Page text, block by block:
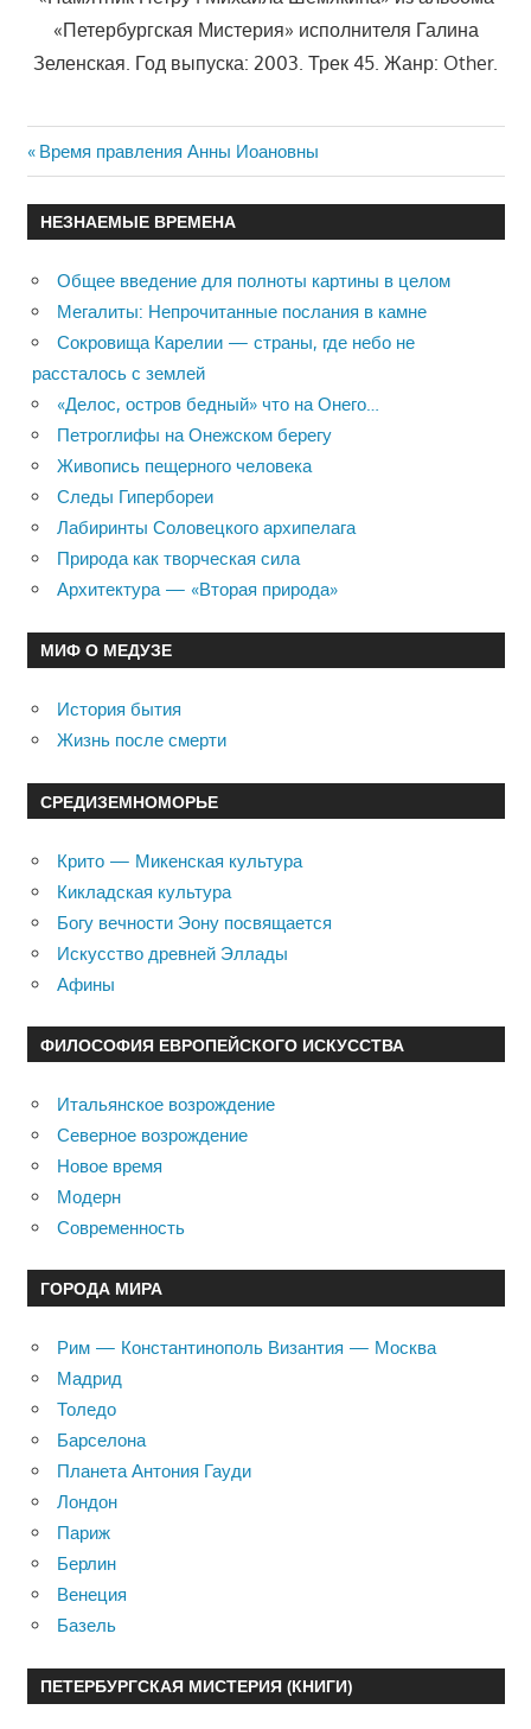
«Петербургская Мистерия» исполнителя Галина
Зеленская. Год выпуска: 2003. Трек 45. Жанр: Other.
Навигация
по
записям
Previous
Post:
Время правления Анны Иоановны
НЕЗНАЕМЫЕ ВРЕМЕНА
Общее введение для полноты картины в целом
Мегалиты: Непрочитанные послания в камне
Сокровища Карелии — страны, где небо не
рассталось с землей
«Делос, остров бедный» что на Онего…
Петроглифы на Онежском берегу
Живопись пещерного человека
Следы Гипербореи
Лабиринты Соловецкого архипелага
Природа как творческая сила
Архитектура — «Вторая природа»
МИФ О МЕДУЗЕ
История бытия
Жизнь после смерти
СРЕДИЗЕМНОМОРЬЕ
Крито — Микенская культура
Кикладская культура
Богу вечности Эону посвящается
Искусство древней Эллады
Афины
ФИЛОСОФИЯ ЕВРОПЕЙСКОГО ИСКУССТВА
Итальянское возрождение
Северное возрождение
Новое время
Модерн
Современность
ГОРОДА МИРА
Рим — Константинополь Византия — Москва
Мадрид
Толедо
Барселона
Планета Антония Гауди
Лондон
Париж
Берлин
Венеция
Базель
ПЕТЕРБУРГСКАЯ МИСТЕРИЯ (КНИГИ)